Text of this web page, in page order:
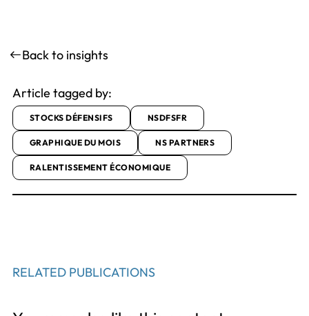
Back to insights
Article tagged by:
STOCKS DÉFENSIFS NSDFSFR
GRAPHIQUE DU MOIS NS PARTNERS
RALENTISSEMENT ÉCONOMIQUE
RELATED PUBLICATIONS